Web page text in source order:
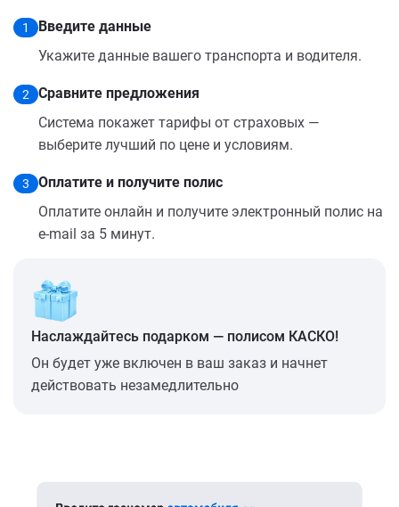
1
Введите данные
Укажите данные вашего транспорта и водителя.
2
Сравните предложения
Система покажет тарифы от страховых —
выберите лучший по цене и условиям.
3
Оплатите и получите полис
Оплатите онлайн и получите электронный полис на
e-mail за 5 минут.
Наслаждайтесь подарком — полисом КАСКО!
Он будет уже включен в ваш заказ и начнет
действовать незамедлительно